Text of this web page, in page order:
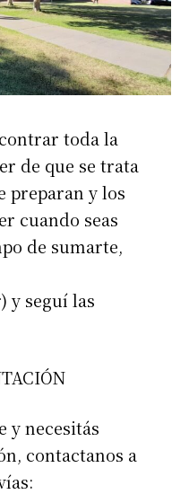
toda la
de que se trata
preparan y los
cuando seas
de sumarte,
y seguí las
y necesitás
contactanos a